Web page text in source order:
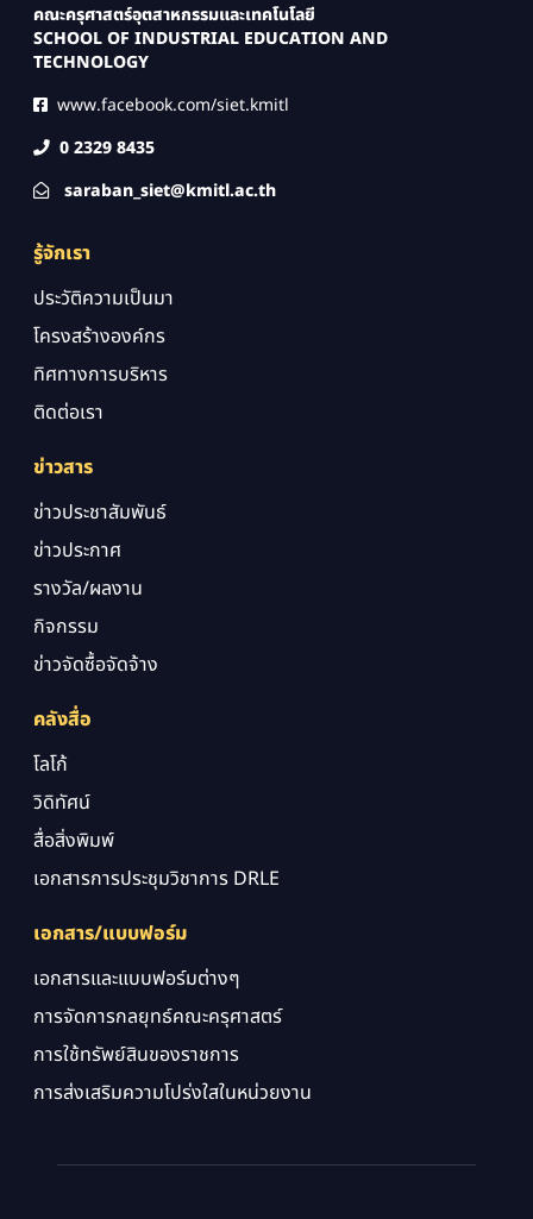
คณะครุศาสตร์อุตสาหกรรมและเทคโนโลยี
SCHOOL OF INDUSTRIAL EDUCATION AND
TECHNOLOGY
www.facebook.com/siet.kmitl
0 2329 8435
saraban_siet@kmitl.ac.th
รู้จักเรา
ประวัติความเป็นมา
โครงสร้างองค์กร
ทิศทางการบริหาร
ติดต่อเรา
ข่าวสาร
ข่าวประชาสัมพันธ์
ข่าวประกาศ
รางวัล/ผลงาน
กิจกรรม
ข่าวจัดซื้อจัดจ้าง
คลังสื่อ
โลโก้
วิดิทัศน์
สื่อสิ่งพิมพ์
เอกสารการประชุมวิชาการ DRLE
เอกสาร/แบบฟอร์ม
เอกสารและแบบฟอร์มต่างๆ
การจัดการกลยุทธ์คณะครุศาสตร์
การใช้ทรัพย์สินของราชการ
การส่งเสริมความโปร่งใสในหน่วยงาน